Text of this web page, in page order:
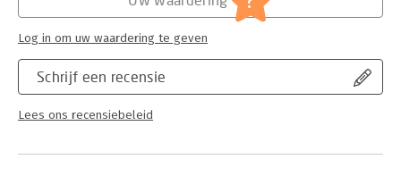
Schrijf een recensie
Lees ons recensiebeleid
Log in om uw waardering te geven